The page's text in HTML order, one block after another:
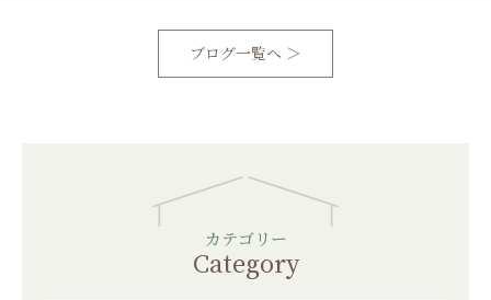
ブログ一覧へ ＞
カテゴリー
Category